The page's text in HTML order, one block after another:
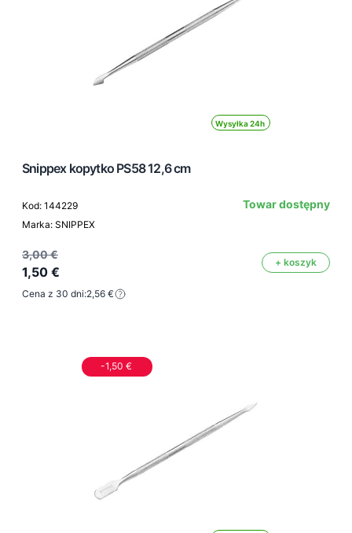
Wysyłka 24h
Snippex kopytko PS58 12,6 cm
Kod: 144229
Marka: SNIPPEX
Towar dostępny
3,00 €
1,50 €
+ koszyk
Cena z 30 dni:2,56 €
-1,50 €